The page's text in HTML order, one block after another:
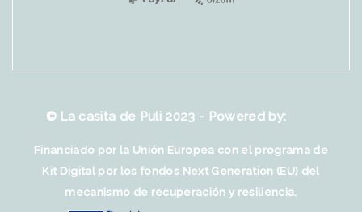
© La casita de Puli 2023 - Powered by:
Financiado por la Unión Europea con el programa de
Kit Digital por los fondos Next Generation (EU) del
mecanismo de recuperación y resiliencia.